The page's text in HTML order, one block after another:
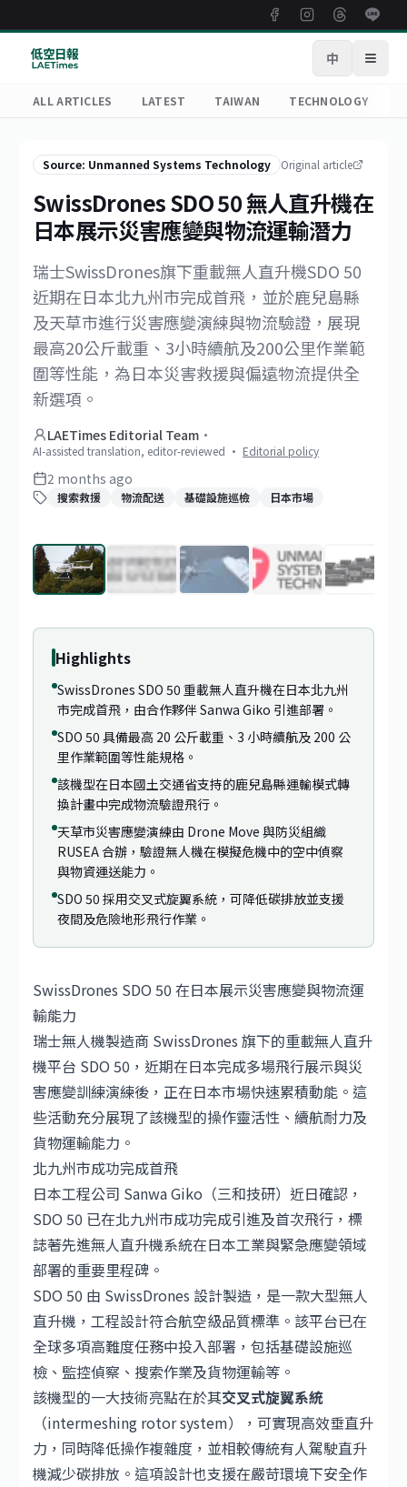
中 Open
ALL ARTICLES LATEST TAIWAN TECHNOLOGY
Source: Unmanned Systems Technology Original article
SwissDrones SDO 50 無人直升機在
日本展示災害應變與物流運輸潛力
瑞士SwissDrones旗下重載無人直升機SDO 50
近期在日本北九州市完成首飛，並於鹿兒島縣
及天草市進行災害應變演練與物流驗證，展現
最高20公斤載重、3小時續航及200公里作業範
圍等性能，為日本災害救援與偏遠物流提供全
新選項。
LAETimes Editorial Team ·
AI-assisted translation, editor-reviewed · Editorial policy
2 months ago
搜索救援 物流配送 基礎設施巡檢 日本市場
/62
Highlights
SwissDrones SDO 50 重載無人直升機在日本北九州
市完成首飛，由合作夥伴 Sanwa Giko 引進部署。
SDO 50 具備最高 20 公斤載重、3 小時續航及 200 公
里作業範圍等性能規格。
該機型在日本國土交通省支持的鹿兒島縣運輸模式轉
換計畫中完成物流驗證飛行。
天草市災害應變演練由 Drone Move 與防災組織
RUSEA 合辦，驗證無人機在模擬危機中的空中偵察
與物資運送能力。
SDO 50 採用交叉式旋翼系統，可降低碳排放並支援
夜間及危險地形飛行作業。
SwissDrones SDO 50 在日本展示災害應變與物流運
輸能力
瑞士無人機製造商 SwissDrones 旗下的重載無人直升
機平台 SDO 50，近期在日本完成多場飛行展示與災
害應變訓練演練後，正在日本市場快速累積動能。這
些活動充分展現了該機型的操作靈活性、續航耐力及
貨物運輸能力。
北九州市成功完成首飛
日本工程公司 Sanwa Giko（三和技研）近日確認，
SDO 50 已在北九州市成功完成引進及首次飛行，標
誌著先進無人直升機系統在日本工業與緊急應變領域
部署的重要里程碑。
SDO 50 由 SwissDrones 設計製造，是一款大型無人
直升機，工程設計符合航空級品質標準。該平台已在
全球多項高難度任務中投入部署，包括基礎設施巡
檢、監控偵察、搜索作業及貨物運輸等。
該機型的一大技術亮點在於其交叉式旋翼系統
（intermeshing rotor system），可實現高效垂直升
力，同時降低操作複雜度，並相較傳統有人駕駛直升
機減少碳排放。這項設計也支援在嚴苛環境下安全作